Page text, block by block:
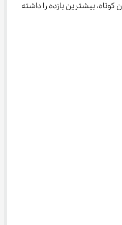
این زمان کوتاه، بیشترین بازده را داشته